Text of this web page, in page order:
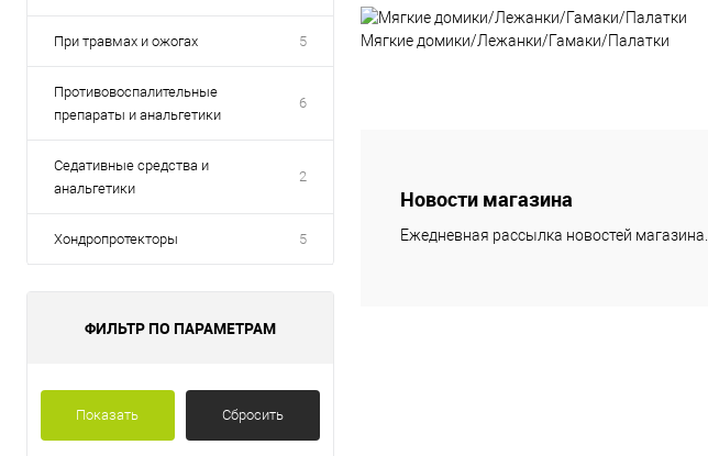
При травмах и ожогах 5
Противовоспалительные
препараты и анальгетики
6
Седативные средства и
анальгетики
2
Хондропротекторы 5
ФИЛЬТР ПО ПАРАМЕТРАМ
Показать Сбросить
Мягкие домики/Лежанки/Гамаки/Палатки
Новости магазина
Ежедневная рассылка новостей магазина.